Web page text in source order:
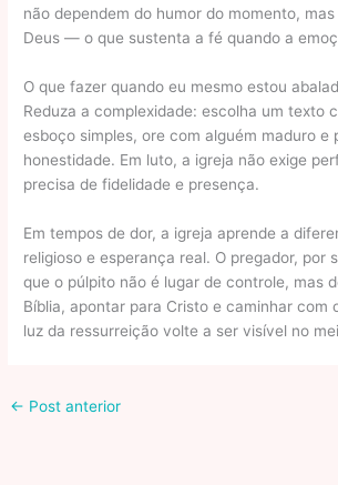
não dependem do humor do momento,
Deus — o que sustenta a fé quando a
O que fazer quando eu mesmo estou
Reduza a complexidade: escolha um texto
esboço simples, ore com alguém maduro e
honestidade. Em luto, a igreja não exige
precisa de fidelidade e presença.
Em tempos de dor, a igreja aprende a
religioso e esperança real. O pregador, por
que o púlpito não é lugar de controle, mas
Bíblia, apontar para Cristo e caminhar com
luz da ressurreição volte a ser visível no
← Post anterior